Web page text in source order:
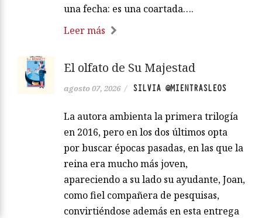
una fecha: es una coartada….
Leer más
El olfato de Su Majestad
agosto 07, 2026 / SILVIA @MIENTRASLEOS
La autora ambienta la primera trilogía
en 2016, pero en los dos últimos opta
por buscar épocas pasadas, en las que la
reina era mucho más joven,
apareciendo a su lado su ayudante, Joan,
como fiel compañera de pesquisas,
convirtiéndose además en esta entrega